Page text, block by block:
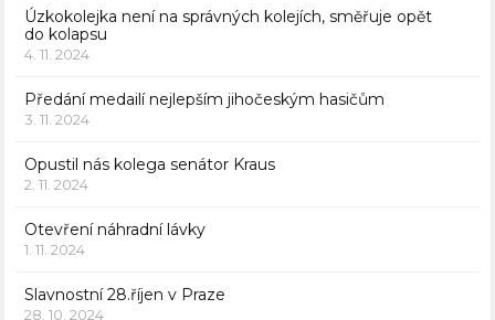
Úzkokolejka není na správných kolejích, směřuje opět
do kolapsu
4. 11. 2024
Předání medailí nejlepším jihočeským hasičům
3. 11. 2024
Opustil nás kolega senátor Kraus
2. 11. 2024
Otevření náhradní lávky
1. 11. 2024
Slavnostní 28.říjen v Praze
28. 10. 2024